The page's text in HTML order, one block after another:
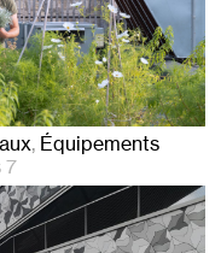
Équipements
7